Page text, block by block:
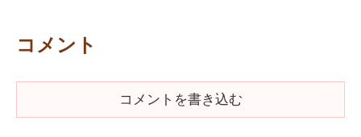
コメント
コメントを書き込む